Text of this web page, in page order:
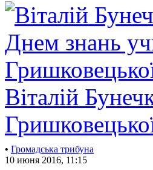
Віталій
• Громадська трибуна
10 июня 2016, 11:15